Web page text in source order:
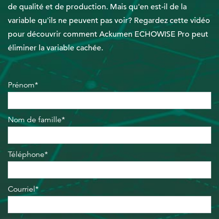
EthicsPoint
Nous joindre
Ackumen
de qualité et de production. Mais qu'en est-il de la
variable qu'ils ne peuvent pas voir? Regardez cette vidéo
pour découvrir comment Ackumen ECHOWISE Pro peut
éliminer la variable cachée.
Prénom*
Nom de famille*
Téléphone*
Courriel*